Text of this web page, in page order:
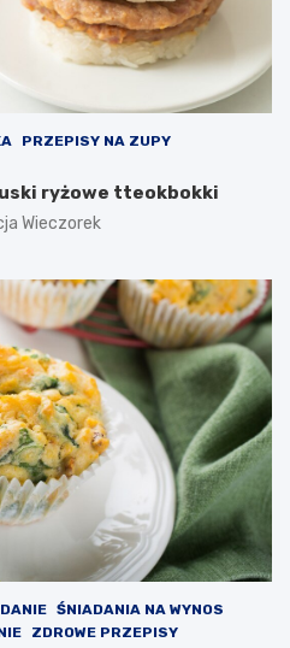
PRZEPISY NA ZUPY
ryżowe tteokbokki
Wieczorek
ŚNIADANIA NA WYNOS
ZDROWE PRZEPISY